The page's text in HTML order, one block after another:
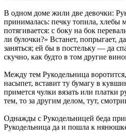
В одном доме жили две девочки:
принималась: печку топила, хлебы
потягивается: с боку на бок
ли булочки?» Встанет, попрыгает,
заняться; ей бы в постельку — да
скучно, как будто в том другие
Между тем Рукодельница
насыпет, вставит ту бумагу в
примется чулки вязать или платки
тем, то за другим делом, тут,
Однажды с Рукодельницей беда
Рукодельница да и пошла к нянюшке